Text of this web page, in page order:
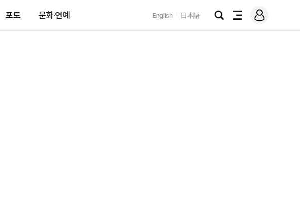
포토 문화·연예 English 日本語
검
전
메
그